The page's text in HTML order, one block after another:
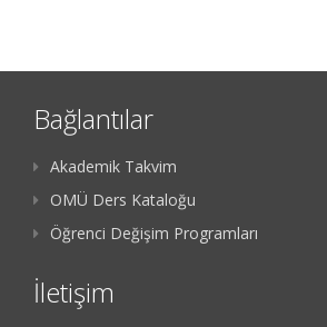
Bağlantılar
Akademik Takvim
OMÜ Ders Kataloğu
Öğrenci Değişim Programları
İletişim